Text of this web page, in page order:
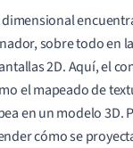
sobre todo en
2D. Aquí, el
el mapeado de
en un modelo 3D.
cómo se